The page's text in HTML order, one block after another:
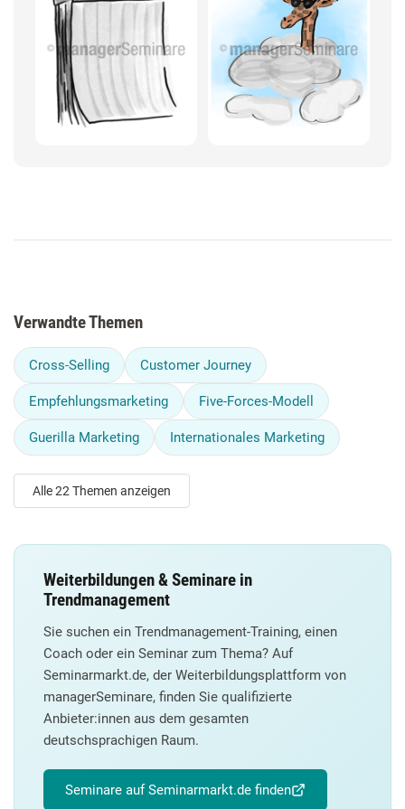
Verwandte Themen
Cross-Selling Customer Journey
Empfehlungsmarketing Five-Forces-Modell
Guerilla Marketing Internationales Marketing
Alle 22 Themen anzeigen
Weiterbildungen & Seminare in
Trendmanagement
Sie suchen ein Trendmanagement-Training, einen
Coach oder ein Seminar zum Thema? Auf
Seminarmarkt.de, der Weiterbildungsplattform von
managerSeminare, finden Sie qualifizierte
Anbieter:innen aus dem gesamten
deutschsprachigen Raum.
Seminare auf Seminarmarkt.de finden